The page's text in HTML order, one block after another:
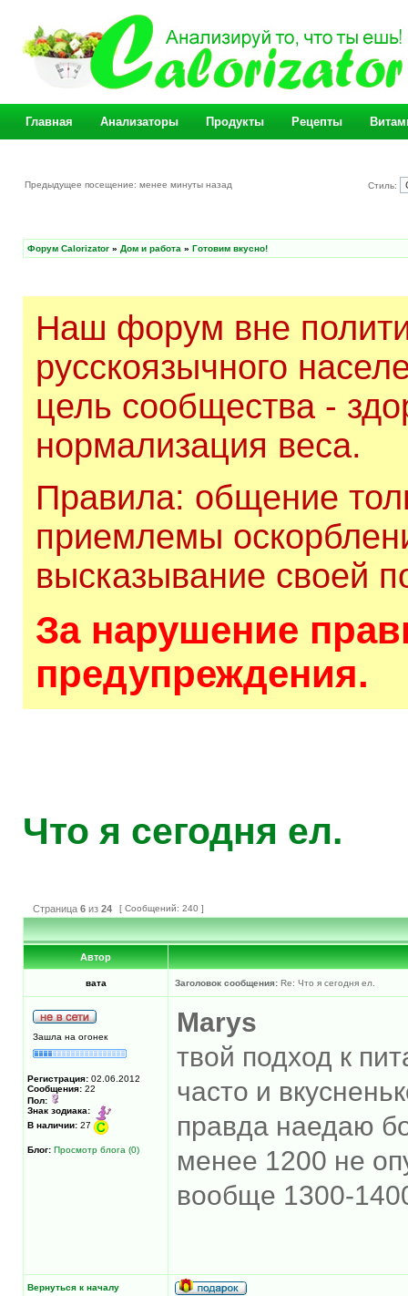
Главная Анализаторы Продукты Рецепты
Предыдущее посещение: менее минуты назад Стиль:
Форум Calorizator » Дом и работа » Готовим вкусно!
Наш форум вне
русскоязычного
цель сообщества -
нормализация веса.
Правила: общение
приемлемы
высказывание своей
За нарушение
предупреждения.
Что я сегодня ел.
Страница 6 из 24 [ Сообщений: 240 ]
Автор
вата Заголовок сообщения: Re: Что я сегодня ел.
Зашла на огонек
Регистрация: 02.06.2012
Сообщения: 22
Пол:
Знак зодиака:
В наличии: 27
Блог: Просмотр блога (0)
Marys
твой подход к
часто и
правда наедаю
менее 1200 не
вообще 1300-
Вернуться к началу